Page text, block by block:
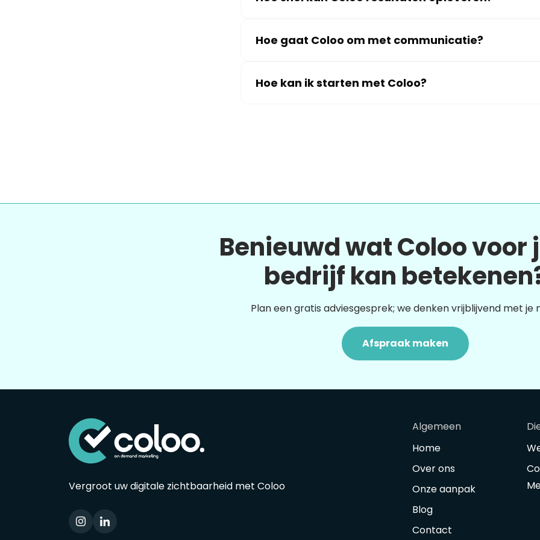
Hoe gaat Coloo om met communicatie?
Hoe kan ik starten met Coloo?
Benieuwd wat Coloo voor
bedrijf kan
Plan een gratis adviesgesprek; we denken vrijblijvend met je
Afspraak maken
Vergroot uw digitale zichtbaarheid met Coloo
Algemeen
Home
Over ons
Onze aanpak
Blog
Contact